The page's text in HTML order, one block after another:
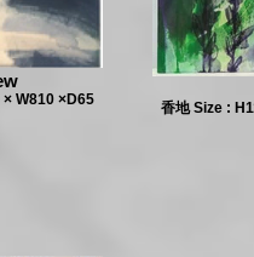
× W810 ×D65
香地 Size :